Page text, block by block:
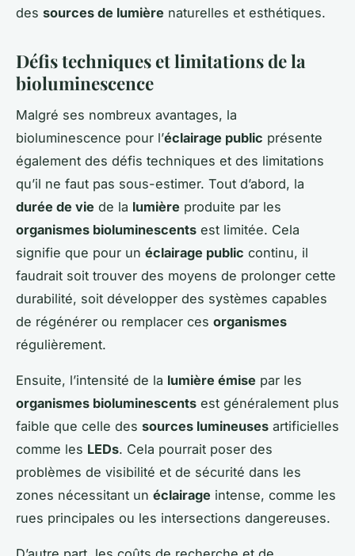
des sources de lumière naturelles et esthétiques.
Défis techniques et limitations de la
bioluminescence
Malgré ses nombreux avantages, la
bioluminescence pour l’éclairage public présente
également des défis techniques et des limitations
qu’il ne faut pas sous-estimer. Tout d’abord, la
durée de vie de la lumière produite par les
organismes bioluminescents est limitée. Cela
signifie que pour un éclairage public continu, il
faudrait soit trouver des moyens de prolonger cette
durabilité, soit développer des systèmes capables
de régénérer ou remplacer ces organismes
régulièrement.
Ensuite, l’intensité de la lumière émise par les
organismes bioluminescents est généralement plus
faible que celle des sources lumineuses artificielles
comme les LEDs. Cela pourrait poser des
problèmes de visibilité et de sécurité dans les
zones nécessitant un éclairage intense, comme les
rues principales ou les intersections dangereuses.